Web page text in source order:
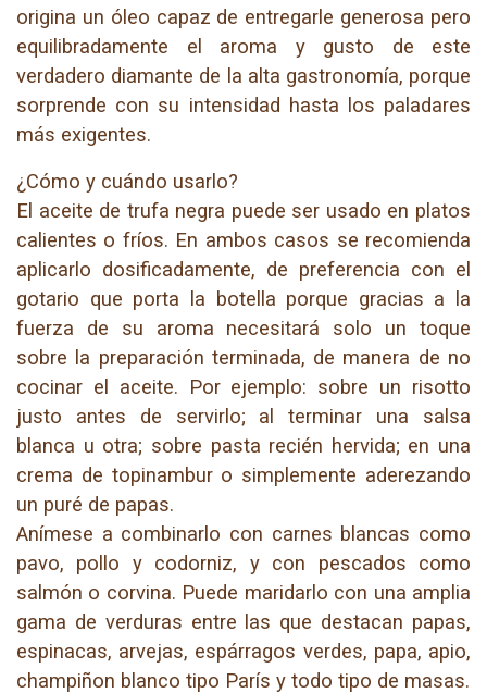
origina un óleo capaz de entregarle generosa pero
equilibradamente el aroma y gusto de este
verdadero diamante de la alta gastronomía, porque
sorprende con su intensidad hasta los paladares
más exigentes.
¿Cómo y cuándo usarlo?
El aceite de trufa negra puede ser usado en platos
calientes o fríos. En ambos casos se recomienda
aplicarlo dosificadamente, de preferencia con el
gotario que porta la botella porque gracias a la
fuerza de su aroma necesitará solo un toque
sobre la preparación terminada, de manera de no
cocinar el aceite. Por ejemplo: sobre un risotto
justo antes de servirlo; al terminar una salsa
blanca u otra; sobre pasta recién hervida; en una
crema de topinambur o simplemente aderezando
un puré de papas.
Anímese a combinarlo con carnes blancas como
pavo, pollo y codorniz, y con pescados como
salmón o corvina. Puede maridarlo con una amplia
gama de verduras entre las que destacan papas,
espinacas, arvejas, espárragos verdes, papa, apio,
champiñon blanco tipo París y todo tipo de masas.